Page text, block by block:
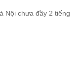
Nội chưa đầy 2 tiếng